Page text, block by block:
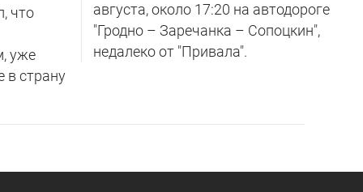
что
уже
в страну
августа, около 17:20 на автодороге
"Гродно – Заречанка – Сопоцкин",
недалеко от "Привала".